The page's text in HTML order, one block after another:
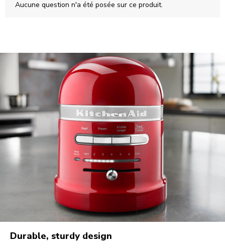
Aucune question n'a été posée sur ce produit.
Durable, sturdy design